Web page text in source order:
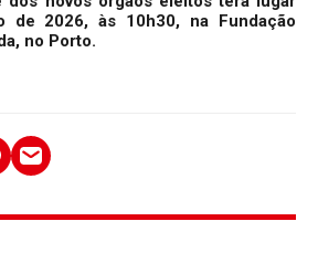
de 2026, às 10h30, na Fundação
no Porto.